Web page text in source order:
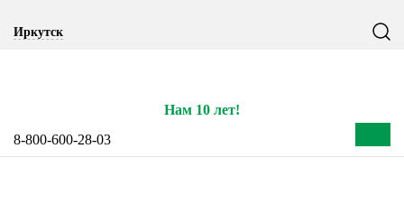
/home/s/storas/storas.ru/public_html/wp-content/themes/tsl-
Иркутск
Нам 10 лет!
8-800-600-28-03